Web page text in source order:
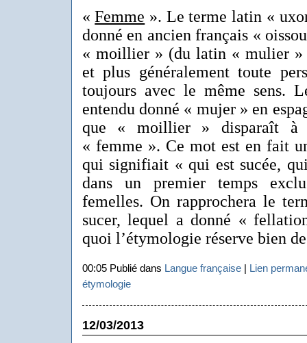
«Femme ». Le terme latin «
donné en ancien français «
« moillier » (du latin « mulier »
et plus généralement toute
toujours avec le même sens.
entendu donné « mujer » en
que « moillier » disparaît
« femme ». Ce mot est en fait
qui signifiait « qui est sucée,
dans un premier temps
femelles. On rapprochera le
sucer, lequel a donné «
quoi l’étymologie réserve bien
00:05 Publié dans Langue française| Lien
étymologie
12/03/2013